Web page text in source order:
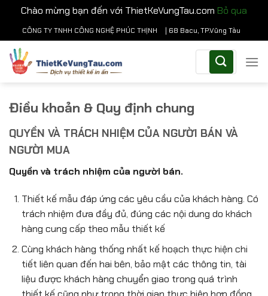
Chào mừng bạn đến với ThietKeVungTau.com Bỏ qua
Chuyển
đến
nội
dung
CÔNG TY TNHH CÔNG NGHỆ PHÚC THỊNH | 68 Bacu, TP.Vũng Tàu
kiếm:
Điều khoản & Quy định chung
QUYỀN VÀ TRÁCH NHIỆM CỦA NGƯỜI BÁN VÀ
NGƯỜI MUA
Quyền và trách nhiệm của người bán.
Thiết kế mẫu đáp ứng các yêu cầu của khách hàng. Có
trách nhiệm đưa đầy đủ, đúng các nội dung do khách
hàng cung cấp theo mẫu thiết kế
Cùng khách hàng thống nhất kế hoạch thực hiện chi
tiết liên quan đến hai bên, bảo mật các thông tin, tài
liệu được khách hàng chuyển giao trong quá trình